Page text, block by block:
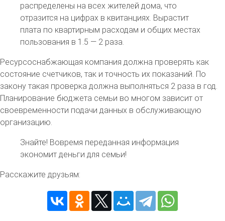
распределены на всех жителей дома, что
отразится на цифрах в квитанциях. Вырастит
плата по квартирным расходам и общих местах
пользования в 1.5 — 2 раза.
Ресурсоснабжающая компания должна проверять как
состояние счетчиков, так и точность их показаний. По
закону такая проверка должна выполняться 2 раза в год.
Планирование бюджета семьи во многом зависит от
своевременности подачи данных в обслуживающую
организацию.
Знайте! Вовремя переданная информация
экономит деньги для семьи!
Расскажите друзьям: